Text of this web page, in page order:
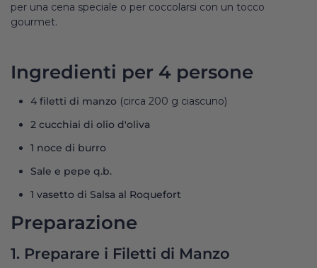
per una cena speciale o per coccolarsi con un tocco
gourmet.
Ingredienti per 4 persone
4 filetti di manzo (circa 200 g ciascuno)
2 cucchiai di olio d'oliva
1 noce di burro
Sale e pepe q.b.
1 vasetto di Salsa al Roquefort
Preparazione
1. Preparare i Filetti di Manzo